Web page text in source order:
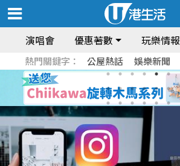
演唱會 優惠著數 玩樂情報
熱門關鍵字： 公屋熱話 娛樂新聞